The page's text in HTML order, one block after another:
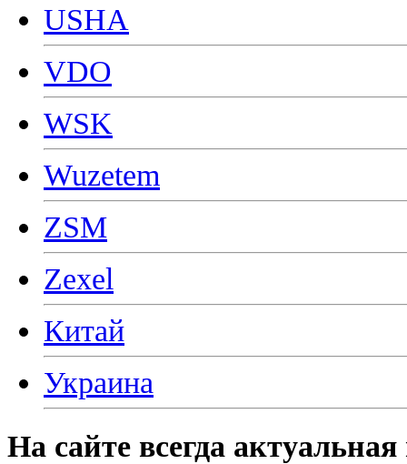
USHA
VDO
WSK
Wuzetem
ZSM
Zexel
Китай
Украина
На сайте всегда